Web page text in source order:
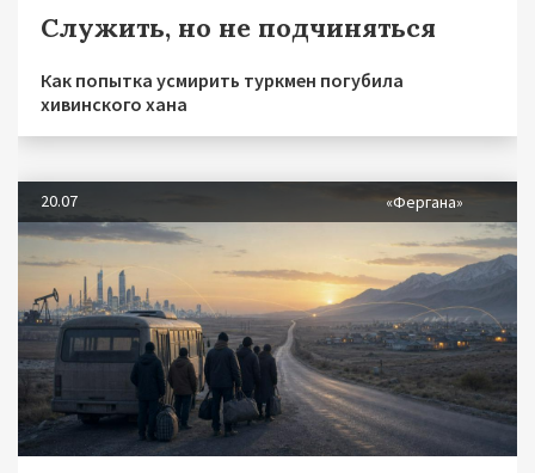
Служить, но не подчиняться
Как попытка усмирить туркмен погубила
хивинского хана
20.07 «Фергана»